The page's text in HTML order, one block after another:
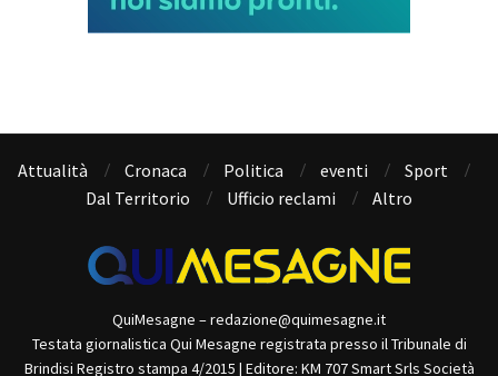
Attualità Cronaca Politica eventi
Sport
Dal Territorio
Ufficio reclami Altro
QuiMesagne – redazione@quimesagne.it
Testata giornalistica Qui Mesagne registrata presso il Tribunale di
Brindisi Registro stampa 4/2015 | Editore: KM 707 Smart Srls Società